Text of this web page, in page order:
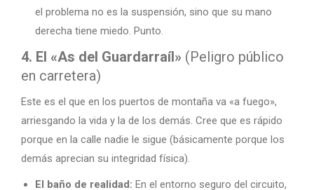
el problema no es la suspensión, sino que su mano
derecha tiene miedo. Punto.
4. El «As del Guardarraíl» (Peligro público
en carretera)
Este es el que en los puertos de montaña va «a fuego»,
arriesgando la vida y la de los demás. Cree que es rápido
porque en la calle nadie le sigue (básicamente porque los
demás aprecian su integridad física).
El baño de realidad: En el entorno seguro del circuito,